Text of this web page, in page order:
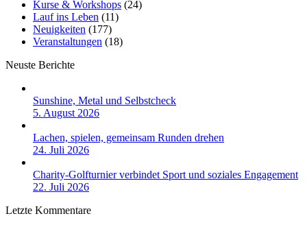
Kurse & Workshops (24)
Lauf ins Leben (11)
Neuigkeiten (177)
Veranstaltungen (18)
Neuste Berichte
Sunshine, Metal und Selbstcheck
5. August 2026
Lachen, spielen, gemeinsam Runden drehen
24. Juli 2026
Charity-Golfturnier verbindet Sport und soziales Engagement
22. Juli 2026
Letzte Kommentare